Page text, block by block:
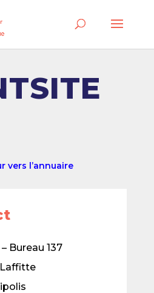
vers l’annuaire
Bureau 137
Laffitte